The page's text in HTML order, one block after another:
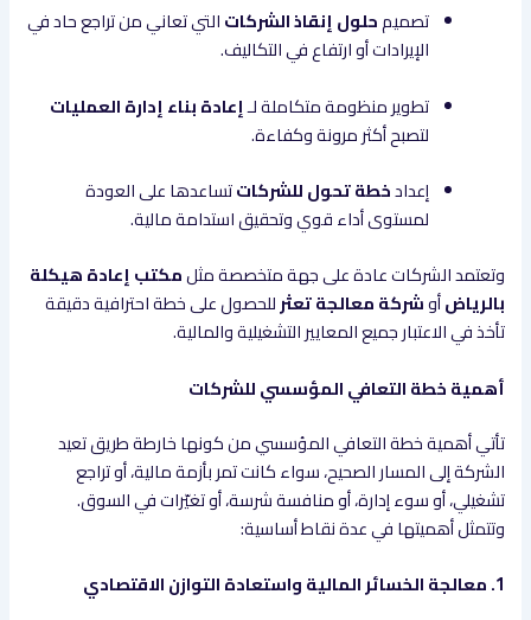
تصميمحلول إنقاذ الشركاتالتي تعاني من تراجع حاد في
الإيرادات أو ارتفاع في التكاليف.
تطوير منظومة متكاملة لـإعادة بناء إدارة العمليات
لتصبح أكثر مرونة وكفاءة.
إعدادخطة تحول للشركاتتساعدها على العودة
لمستوى أداء قوي وتحقيق استدامة مالية.
وتعتمد الشركات عادة على جهة متخصصة مثلمكتب إعادة هيكلة
بالرياضأوشركة معالجة تعثرللحصول على خطة احترافية دقيقة
تأخذ في الاعتبار جميع المعايير التشغيلية والمالية.
أهمية خطة التعافي المؤسسي للشركات
تأتي أهمية خطة التعافي المؤسسي من كونها خارطة طريق تعيد
الشركة إلى المسار الصحيح، سواء كانت تمر بأزمة مالية، أو تراجع
تشغيلي، أو سوء إدارة، أو منافسة شرسة، أو تغيّرات في السوق.
وتتمثل أهميتها في عدة نقاط أساسية:
1. معالجة الخسائر المالية واستعادة التوازن الاقتصادي